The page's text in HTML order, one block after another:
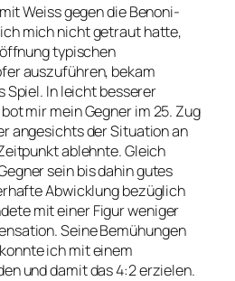
Weiss gegen die Benoni-
mich nicht getraut hatte,
typischen
auszuführen, bekam
In leicht besserer
mir mein Gegner im 25. Zug
angesichts der Situation an
ablehnte. Gleich
sein bis dahin gutes
Abwicklung bezüglich
mit einer Figur weniger
Seine Bemühungen
ich mit einem
und damit das 4:2 erzielen.